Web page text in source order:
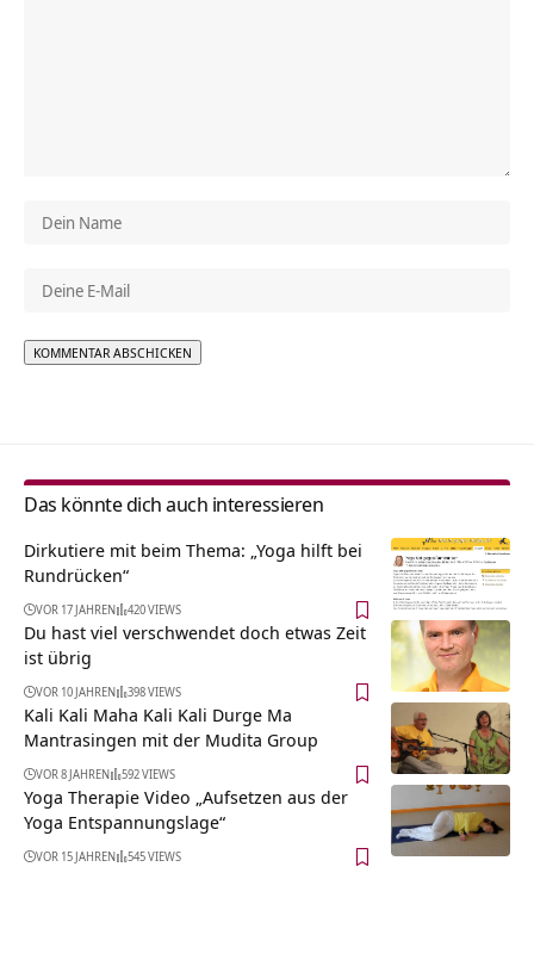
Das könnte dich auch interessieren
Dirkutiere mit beim Thema: „Yoga hilft bei
Rundrücken“
VOR 17 JAHREN 420 VIEWS
Du hast viel verschwendet doch etwas Zeit
ist übrig
VOR 10 JAHREN 398 VIEWS
Kali Kali Maha Kali Kali Durge Ma
Mantrasingen mit der Mudita Group
VOR 8 JAHREN 592 VIEWS
Yoga Therapie Video „Aufsetzen aus der
Yoga Entspannungslage“
VOR 15 JAHREN 545 VIEWS